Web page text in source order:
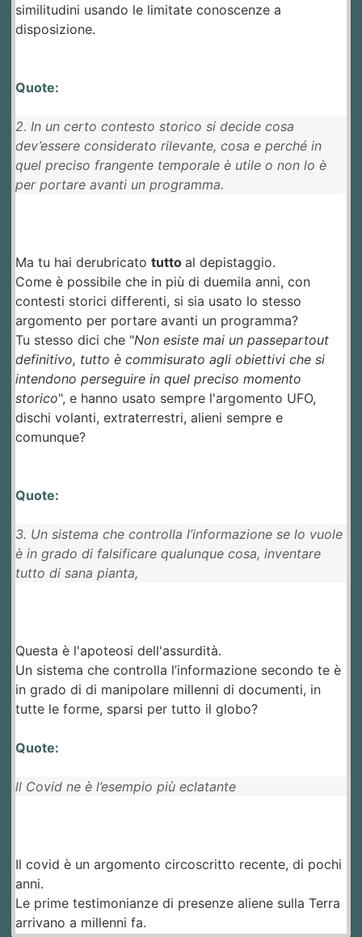
similitudini usando le limitate conoscenze a
disposizione.
Quote:
2. In un certo contesto storico si decide cosa
dev’essere considerato rilevante, cosa e perché in
quel preciso frangente temporale è utile o non lo è
per portare avanti un programma.
Ma tu hai derubricato tutto al depistaggio.
Come è possibile che in più di duemila anni, con
contesti storici differenti, si sia usato lo stesso
argomento per portare avanti un programma?
Tu stesso dici che "Non esiste mai un passepartout
definitivo, tutto è commisurato agli obiettivi che si
intendono perseguire in quel preciso momento
storico", e hanno usato sempre l'argomento UFO,
dischi volanti, extraterrestri, alieni sempre e
comunque?
Quote:
3. Un sistema che controlla l’informazione se lo vuole
è in grado di falsificare qualunque cosa, inventare
tutto di sana pianta,
Questa è l'apoteosi dell'assurdità.
Un sistema che controlla l’informazione secondo te è
in grado di di manipolare millenni di documenti, in
tutte le forme, sparsi per tutto il globo?
Quote:
ll Covid ne è l’esempio più eclatante
Il covid è un argomento circoscritto recente, di pochi
anni.
Le prime testimonianze di presenze aliene sulla Terra
arrivano a millenni fa.